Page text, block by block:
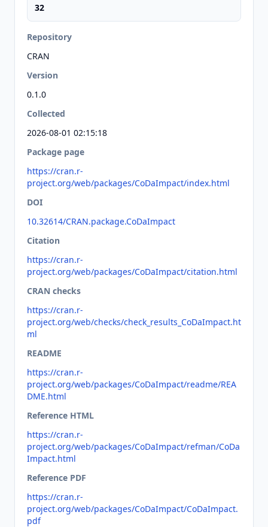
32
Repository
CRAN
Version
0.1.0
Collected
2026-08-01 02:15:18
Package page
https://cran.r-
project.org/web/packages/CoDaImpact/index.html
DOI
10.32614/CRAN.package.CoDaImpact
Citation
https://cran.r-
project.org/web/packages/CoDaImpact/citation.html
CRAN checks
https://cran.r-
project.org/web/checks/check_results_CoDaImpact.ht
ml
README
https://cran.r-
project.org/web/packages/CoDaImpact/readme/REA
DME.html
Reference HTML
https://cran.r-
project.org/web/packages/CoDaImpact/refman/CoDa
Impact.html
Reference PDF
https://cran.r-
project.org/web/packages/CoDaImpact/CoDaImpact.
pdf